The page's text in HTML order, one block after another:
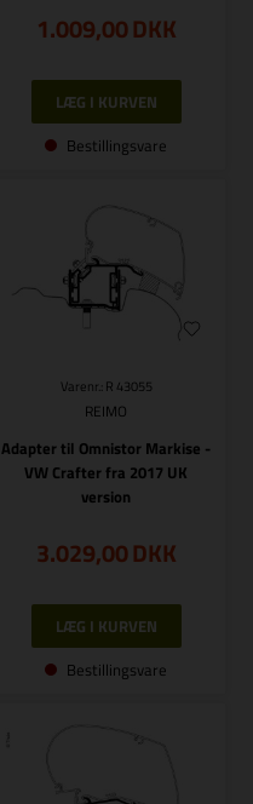
1.009,00DKK
Bestillingsvare
Varenr.: R 43055
REIMO
Adapter til Omnistor Markise -
VW Crafter fra 2017 UK
version
3.029,00DKK
Bestillingsvare